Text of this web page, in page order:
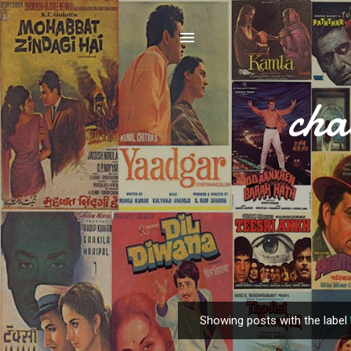
o
Showing posts with the label